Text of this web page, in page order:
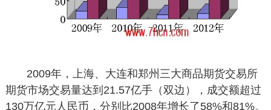
2009年，上海、大连和郑州三大商品期货交易所
期货市场交易量达到21.57亿手（双边），成交额超过
130万亿元人民币，分别比2008年增长了58%和81%。